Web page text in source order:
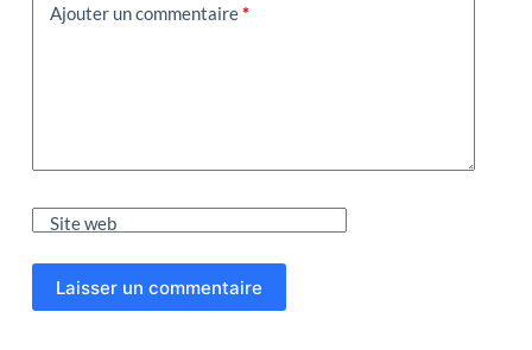
Ajouter un commentaire*
Site web
Laisser un commentaire